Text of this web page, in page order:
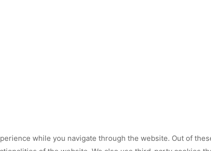
while you navigate through the website. Out of